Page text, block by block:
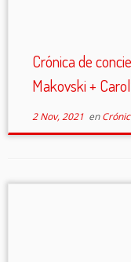
Crónica de
Makovski +
2 Nov, 2021en